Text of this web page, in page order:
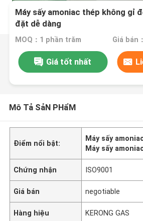
Máy sấy amoniac thép không gỉ
đặt dễ dàng
MOQ：1 phần trăm Giá bán
Giá tốt nhất
Mô Tả SảN PHẩM
Điểm nổi bật:
Máy sấy
Máy sấy
Chứng nhận ISO9001
Giá bán negotiable
Hàng hiệu KERONG GAS